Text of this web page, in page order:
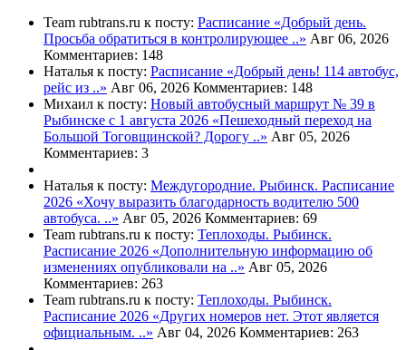
Team rubtrans.ru к посту: Расписание «Добрый день.
Просьба обратиться в контролирующее ..» Авг 06, 2026
Комментариев: 148
Наталья к посту: Расписание «Добрый день! 114 автобус,
рейс из ..» Авг 06, 2026 Комментариев: 148
Михаил к посту: Новый автобусный маршрут № 39 в
Рыбинске с 1 августа 2026 «Пешеходный переход на
Большой Тоговщинской? Дорогу ..» Авг 05, 2026
Комментариев: 3
Наталья к посту: Междугородние. Рыбинск. Расписание
2026 «Хочу выразить благодарность водителю 500
автобуса. ..» Авг 05, 2026 Комментариев: 69
Team rubtrans.ru к посту: Теплоходы. Рыбинск.
Расписание 2026 «Дополнительную информацию об
изменениях опубликовали на ..» Авг 05, 2026
Комментариев: 263
Team rubtrans.ru к посту: Теплоходы. Рыбинск.
Расписание 2026 «Других номеров нет. Этот является
официальным. ..» Авг 04, 2026 Комментариев: 263